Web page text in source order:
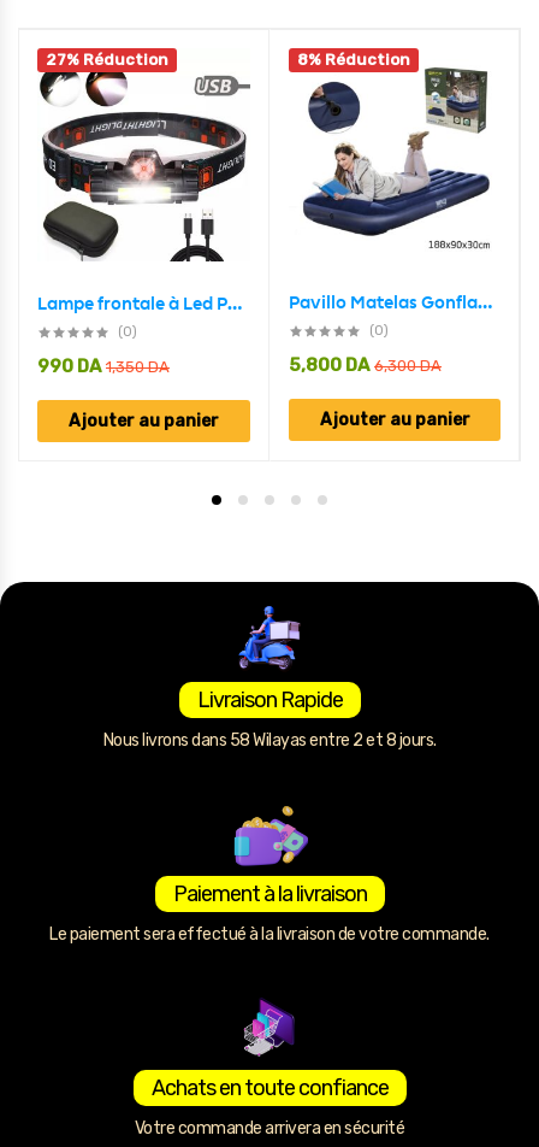
27% Réduction
Lampe frontale à Led Portable imperméable Rechargeable USB
(0)
1,350DA
990 DA
Ajouter au panier
8% Réduction
Pavillo Matelas Gonflable avec Oreiller intégrée 188x99x30 cm Bestwey #67680
(0)
6,300DA
5,800 DA
Ajouter au panier
Livraison Rapide
Nous livrons dans 58 Wilayas entre 2 et 8 jours.
Paiement à la livraison
Le paiement sera effectué à la livraison de votre commande.
Achats en toute confiance
Votre commande arrivera en sécurité